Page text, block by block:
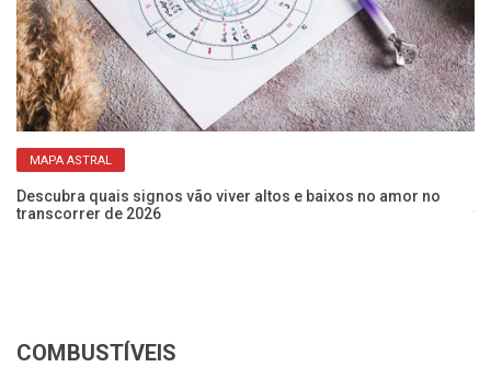
MAPA ASTRAL
Descubra quais signos vão viver altos e baixos no amor no
transcorrer de 2026
COMBUSTÍVEIS